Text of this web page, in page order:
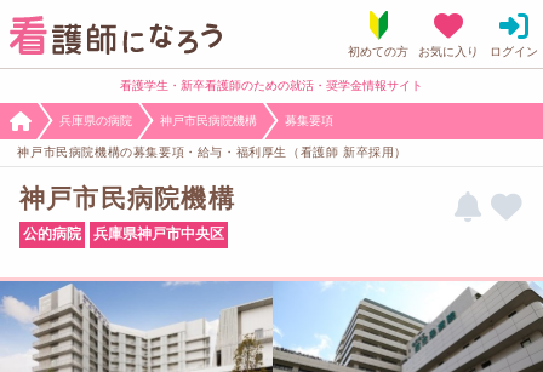
看護学生・新卒看護師のための就活・奨学金情報サイト
兵庫県の病院 神戸市民病院機構 募集要項
神戸市民病院機構の募集要項・給与・福利厚生（看護師 新卒採用）
神戸市民病院機構
公的病院 兵庫県神戸市中央区